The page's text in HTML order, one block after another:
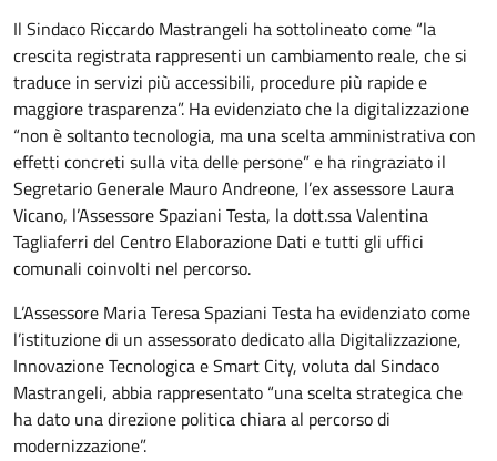
Il Sindaco Riccardo Mastrangeli ha sottolineato come “la
crescita registrata rappresenti un cambiamento reale, che si
traduce in servizi più accessibili, procedure più rapide e
maggiore trasparenza”. Ha evidenziato che la digitalizzazione
“non è soltanto tecnologia, ma una scelta amministrativa con
effetti concreti sulla vita delle persone” e ha ringraziato il
Segretario Generale Mauro Andreone, l’ex assessore Laura
Vicano, l’Assessore Spaziani Testa, la dott.ssa Valentina
Tagliaferri del Centro Elaborazione Dati e tutti gli uffici
comunali coinvolti nel percorso.
L’Assessore Maria Teresa Spaziani Testa ha evidenziato come
l’istituzione di un assessorato dedicato alla Digitalizzazione,
Innovazione Tecnologica e Smart City, voluta dal Sindaco
Mastrangeli, abbia rappresentato “una scelta strategica che
ha dato una direzione politica chiara al percorso di
modernizzazione”.